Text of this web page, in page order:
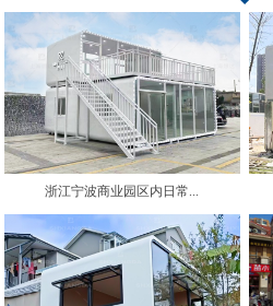
浙江宁波商业园区内日常...